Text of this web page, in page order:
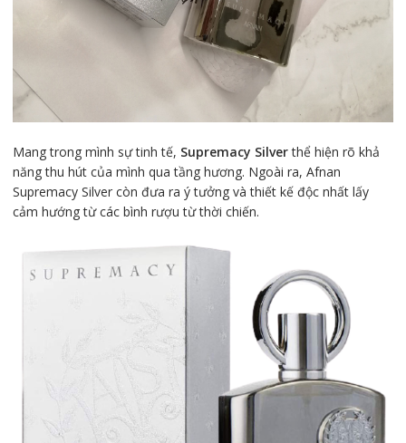
Mang trong mình sự tinh tế, Supremacy Silverthể hiện rõ khả
năng thu hút của mình qua tầng hương. Ngoài ra, Afnan
Supremacy Silver còn đưa ra ý tưởng và thiết kế độc nhất lấy
cảm hướng từ các bình rượu từ thời chiến.